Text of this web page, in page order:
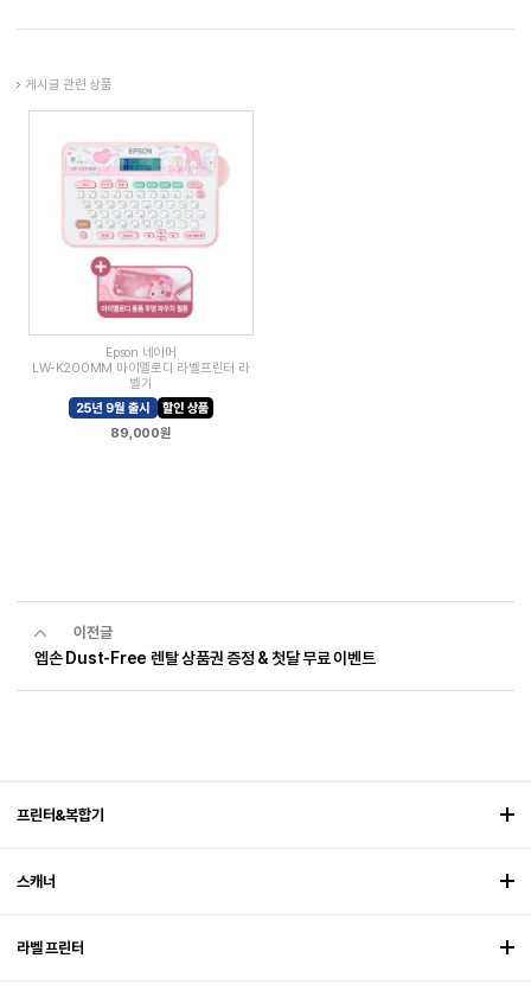
게시글 관련 상품
Epson 네이머
LW-K200MM 마이멜로디 라벨프린터 라
벨기
89,000원
이전글
엡손 Dust-Free 렌탈 상품권 증정 & 첫달 무료 이벤트
프린터&복합기
스캐너
라벨 프린터